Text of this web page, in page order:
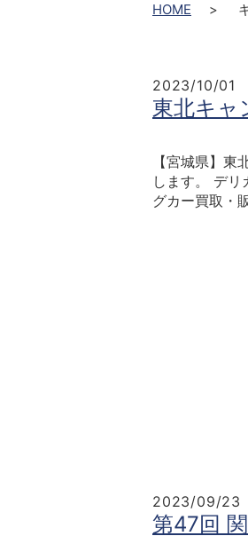
HOME
2023/10/01
東北キャ
【宮城県】
します。 デ
グカー買取・
2023/09/23
第47回